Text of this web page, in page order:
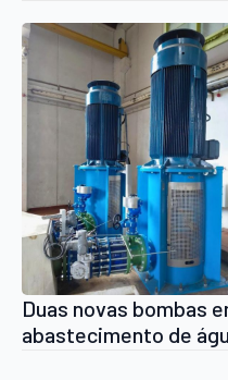
Duas novas bombas
abastecimento de